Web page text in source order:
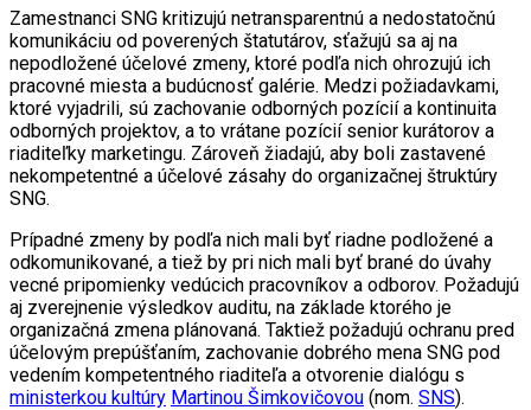
Zamestnanci SNG kritizujú netransparentnú a nedostatočnú
komunikáciu od poverených štatutárov, sťažujú sa aj na
nepodložené účelové zmeny, ktoré podľa nich ohrozujú ich
pracovné miesta a budúcnosť galérie. Medzi požiadavkami,
ktoré vyjadrili, sú zachovanie odborných pozícií a kontinuita
odborných projektov, a to vrátane pozícií senior kurátorov a
riaditeľky marketingu. Zároveň žiadajú, aby boli zastavené
nekompetentné a účelové zásahy do organizačnej štruktúry
SNG.
Prípadné zmeny by podľa nich mali byť riadne podložené a
odkomunikované, a tiež by pri nich mali byť brané do úvahy
vecné pripomienky vedúcich pracovníkov a odborov. Požadujú
aj zverejnenie výsledkov auditu, na základe ktorého je
organizačná zmena plánovaná. Taktiež požadujú ochranu pred
účelovým prepúšťaním, zachovanie dobrého mena SNG pod
vedením kompetentného riaditeľa a otvorenie dialógu s
ministerkou kultúry Martinou Šimkovičovou (nom. SNS).